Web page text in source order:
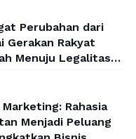
Perubahan dari
Gerakan Rakyat
Menuju Legalitas
Rahasia
Menjadi Peluang